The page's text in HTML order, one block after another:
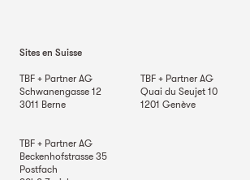
Sites en Suisse
TBF + Partner AG
Schwanengasse 12
3011 Berne
TBF + Partner AG
Quai du Seujet 10
1201 Genève
TBF + Partner AG
Beckenhofstrasse 35
Postfach